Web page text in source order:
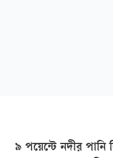
৯ পয়েন্টে নদীর পানি